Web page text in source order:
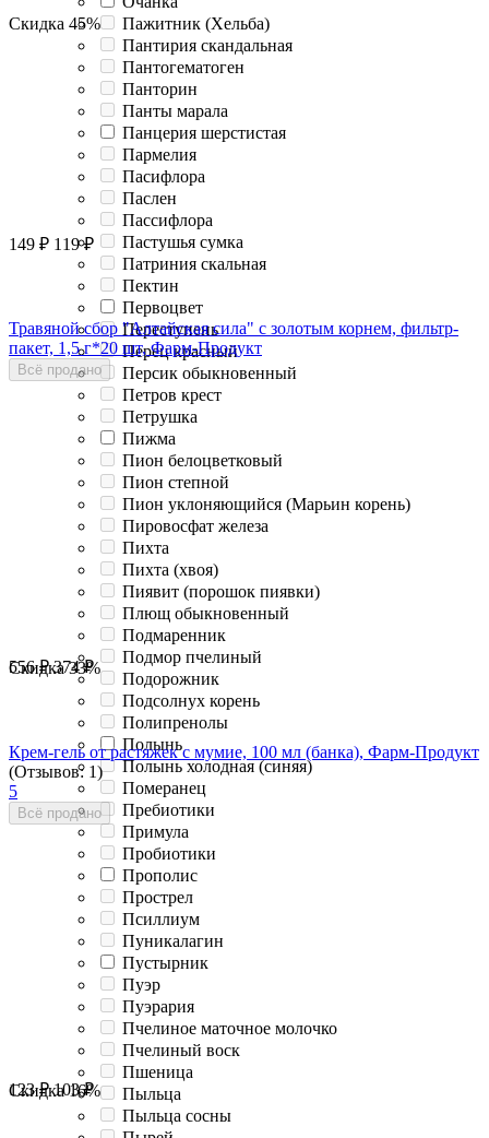
Пажитник (Хельба)
Пантирия скандальная
Пантогематоген
Панторин
Панты марала
Панцерия шерстистая
Пармелия
Пасифлора
Паслен
Пассифлора
Пастушья сумка
Патриния скальная
Пектин
Первоцвет
Переступень
Перец красный
Персик обыкновенный
Петров крест
Петрушка
Пижма
Пион белоцветковый
Пион степной
Пион уклоняющийся (Марьин корень)
Пировосфат железа
Пихта
Пихта (хвоя)
Пиявит (порошок пиявки)
Плющ обыкновенный
Подмаренник
Подмор пчелиный
Подорожник
Подсолнух корень
Полипренолы
Полынь
Полынь холодная (синяя)
Померанец
Пребиотики
Примула
Пробиотики
Прополис
Прострел
Псиллиум
Пуникалагин
Пустырник
Пуэр
Пуэрария
Пчелиное маточное молочко
Пчелиный воск
Пшеница
Пыльца
Пыльца сосны
Скидка 45%
149 ₽ 119 ₽
Травяной сбор "Алтайская сила" с золотым корнем, фильтр-
пакет, 1,5 г*20 шт, Фарм-Продукт
Всё продано
Скидка33%
556 ₽ 374 ₽
Крем-гель от растяжек с мумие, 100 мл (банка), Фарм-Продукт
(Отзывов: 1)
5
Всё продано
Скидка16%
123 ₽ 103 ₽